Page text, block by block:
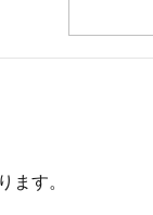
ます。